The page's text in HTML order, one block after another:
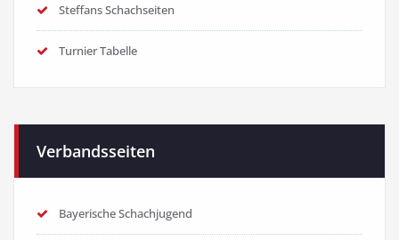
Steffans Schachseiten
Turnier Tabelle
Verbandsseiten
Bayerische Schachjugend